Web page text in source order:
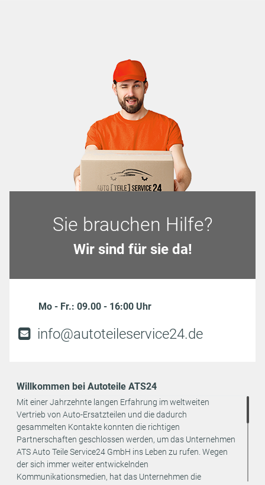
Sie brauchen Hilfe?
Wir sind für sie da!
Mo - Fr.: 09.00 - 16:00 Uhr
info@autoteileservice24.de
Willkommen bei Autoteile ATS24
Mit einer Jahrzehnte langen Erfahrung im weltweiten
Vertrieb von Auto-Ersatzteilen und die dadurch
gesammelten Kontakte konnten die richtigen
Partnerschaften geschlossen werden, um das Unternehmen
ATS Auto Teile Service24 GmbH ins Leben zu rufen. Wegen
der sich immer weiter entwickelnden
Kommunikationsmedien, hat das Unternehmen die